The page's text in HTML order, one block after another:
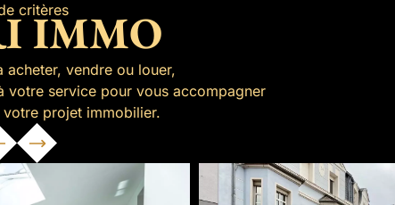
critères
IMMO
acheter, vendre ou louer,
votre service pour vous accompagner
projet immobilier.